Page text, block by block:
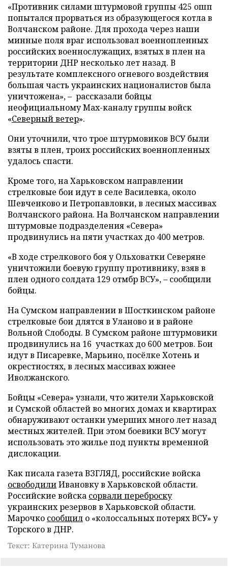
«Противник силами штурмовой группы 425 ошп
попытался прорваться из образующегося котла в
Волчанском районе. Для прохода через наши
минные поля враг использовал военнопленных
российских военнослужащих, взятых в плен на
территории ДНР несколько лет назад. В
результате комплексного огневого воздействия
большая часть украинских националистов была
уничтожена», – рассказали бойцы
неофициальному Max-каналу группы войск
«Северный ветер».
Они уточнили, что трое штурмовиков ВСУ были
взяты в плен, троих российских военнопленных
удалось спасти.
Кроме того, на Харьковском направлении
стрелковые бои идут в селе Василевка, около
Шевченково и Петропавловки, в лесных массивах
Волчанского района. На Волчанском направлении
штурмовые подразделения «Севера»
продвинулись на пяти участках до 400 метров.
«В ходе стрелкового боя у Ольховатки Северяне
уничтожили боевую группу противнику, взяв в
плен одного солдата 129 отмбр ВСУ», – сообщили
бойцы.
На Сумском направлении в Шосткинском районе
стрелковые бои длятся в Уланово и в районе
Вольной Слободы. В Сумском районе штурмовики
продвинулись на 16 участках до 600 метров. Бои
идут в Писаревке, Марьино, посёлке Хотень и
окрестностях, в лесных массивах южнее
Иволжанского.
Бойцы «Севера» узнали, что жители Харьковской
и Сумской областей во многих домах и квартирах
обнаруживают останки умерших много лет назад
местных жителей. При этом боевики ВСУ могут
использовать это жилье под пункты временной
дислокации.
Как писала газета ВЗГЛЯД, российские войска
освободилиИвановку в Харьковской области.
Российские войска сорвали переброску
украинских резервов в Харьковской области.
Марочко сообщил о «колоссальных потерях ВСУ» у
Торского в ДНР.
Текст: Катерина Туманова